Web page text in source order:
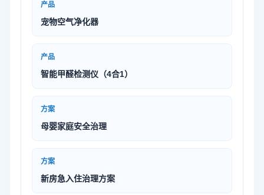
产品
宠物空气净化器
产品
智能甲醛检测仪（4合1）
方案
母婴家庭安全治理
方案
新房急入住治理方案